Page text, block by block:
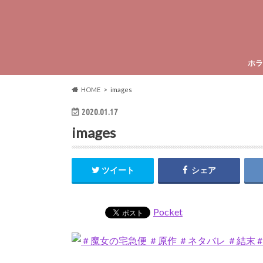
ホ
HOME images
2020.01.17
images
ツイート シェア
Pocket